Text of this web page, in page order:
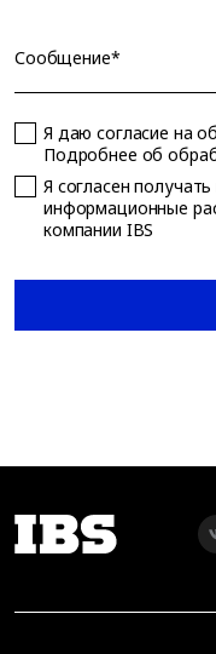
Сообщение*
Я даю согласие на
Подробнее об
Я согласен
информационные
компании IBS